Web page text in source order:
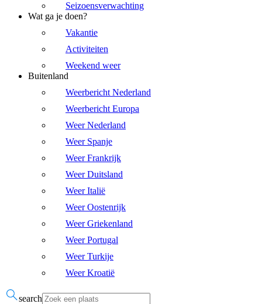
Seizoensverwachting
Wat ga je doen?
Vakantie
Activiteiten
Weekend weer
Buitenland
Weerbericht Nederland
Weerbericht Europa
Weer Nederland
Weer Spanje
Weer Frankrijk
Weer Duitsland
Weer Italië
Weer Oostenrijk
Weer Griekenland
Weer Portugal
Weer Turkije
Weer Kroatië
search